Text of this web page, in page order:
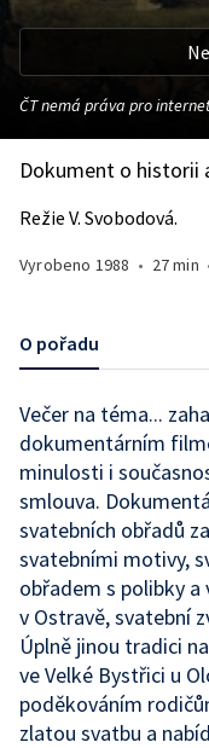
ČT nemá práva pro
Dokument o historii
Režie V. Svobodová.
Vyrobeno 1988 • 27 min
O pořadu
Večer na téma...
dokumentárním
minulosti i
smlouva.
svatebních obřadů
svatebními motivy,
obřadem s polibky
v Ostravě, svatební
Úplně jinou tradici
ve Velké Bystřici u
poděkováním
zlatou svatbu a